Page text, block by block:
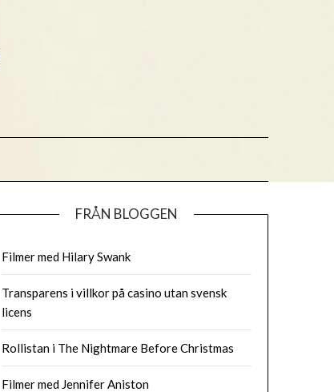
FRÅN BLOGGEN
Filmer med Hilary Swank
Transparens i villkor på casino utan svensk
licens
Rollistan i The Nightmare Before Christmas
Filmer med Jennifer Aniston